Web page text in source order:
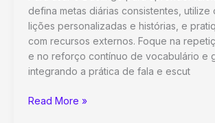
defina metas diárias consistentes, utilize
lições personalizadas e histórias, e
com recursos externos. Foque na
e no reforço contínuo de vocabulário e
integrando a prática de fala e escut
Desvende
Read More »